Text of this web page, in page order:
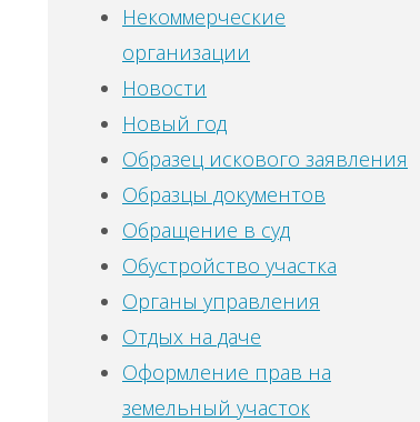
Некоммерческие
организации
Новости
Новый год
Образец искового заявления
Образцы документов
Обращение в суд
Обустройство участка
Органы управления
Отдых на даче
Оформление прав на
земельный участок